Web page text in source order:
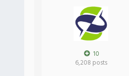
10
6,208 posts